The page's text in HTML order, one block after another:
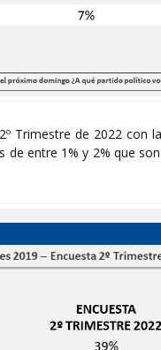
Trimestre de 2022 con
entre 1% y 2% que